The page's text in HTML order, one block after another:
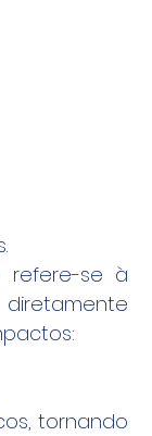
refere-se à
tornando